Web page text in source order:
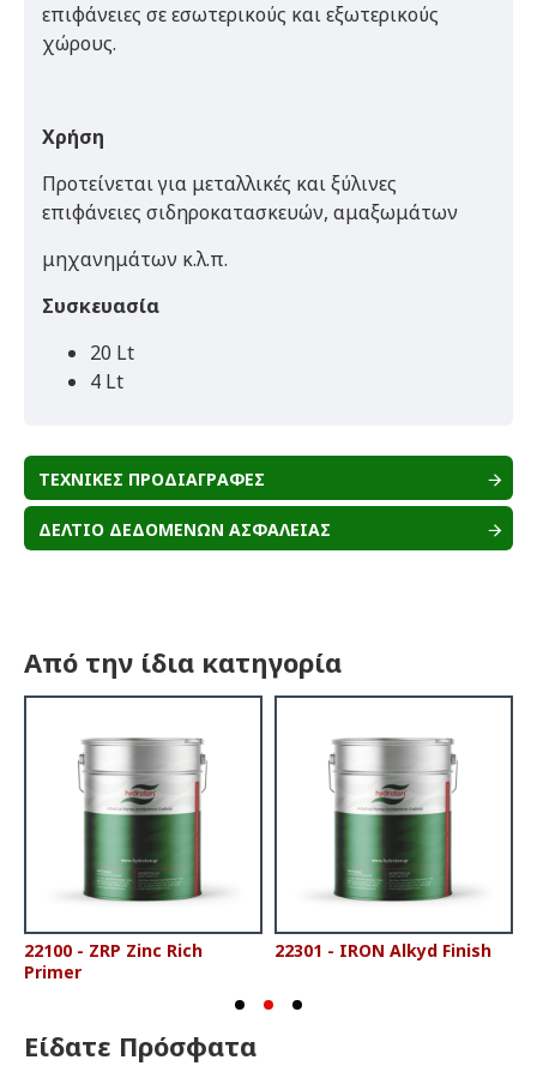
επιφάνειες σε εσωτερικούς και εξωτερικούς
χώρους.
Χρήση
Προτείνεται για μεταλλικές και ξύλινες
επιφάνειες σιδηροκατασκευών, αμαξωμάτων
μηχανημάτων κ.λ.π.
Συσκευασία
20 Lt
4 Lt
ΤΕΧΝΙΚΕΣ ΠΡΟΔΙΑΓΡΑΦΕΣ
ΔΕΛΤΙΟ ΔΕΔΟΜΕΝΩΝ ΑΣΦΑΛΕΙΑΣ
Από την ίδια κατηγορία
22100 - ZRP Zinc Rich
Primer
22301 - IRON Alkyd Finish
Είδατε Πρόσφατα